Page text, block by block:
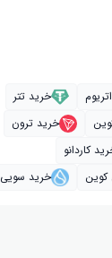
خرید تتر
خرید ترون
کاردانو
کوین خرید سویی